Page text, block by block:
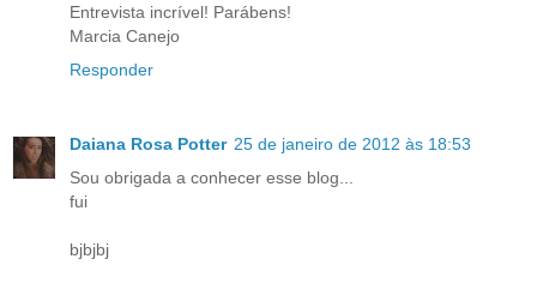
Entrevista incrível! Parábens!
Marcia Canejo
Responder
Daiana Rosa Potter 25 de janeiro de 2012 às 18:53
Sou obrigada a conhecer esse blog...
fui
bjbjbj